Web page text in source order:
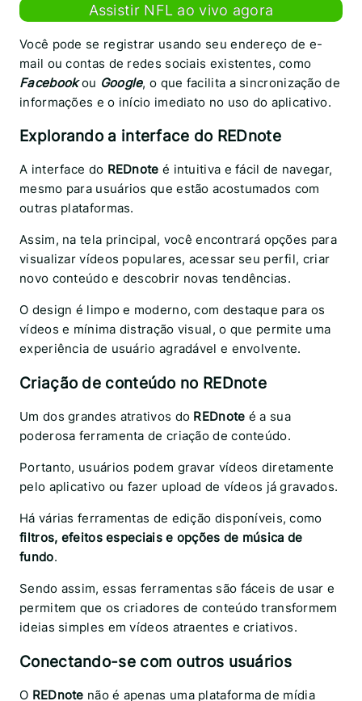
Assistir NFL ao vivo agora
Você pode se registrar usando seu endereço de e-
mail ou contas de redes sociais existentes, como
Facebookou Google, o que facilita a sincronização de
informações e o início imediato no uso do aplicativo.
Explorando a interface do REDnote
A interface do REDnote é intuitiva e fácil de navegar,
mesmo para usuários que estão acostumados com
outras plataformas.
Assim, na tela principal, você encontrará opções para
visualizar vídeos populares, acessar seu perfil, criar
novo conteúdo e descobrir novas tendências.
O design é limpo e moderno, com destaque para os
vídeos e mínima distração visual, o que permite uma
experiência de usuário agradável e envolvente.
Criação de conteúdo no REDnote
Um dos grandes atrativos do REDnote é a sua
poderosa ferramenta de criação de conteúdo.
Portanto, usuários podem gravar vídeos diretamente
pelo aplicativo ou fazer upload de vídeos já gravados.
Há várias ferramentas de edição disponíveis, como
filtros, efeitos especiais e opções de música de
fundo.
Sendo assim, essas ferramentas são fáceis de usar e
permitem que os criadores de conteúdo transformem
ideias simples em vídeos atraentes e criativos.
Conectando-se com outros usuários
O REDnote não é apenas uma plataforma de mídia